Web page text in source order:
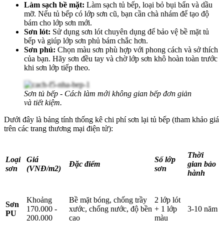
Làm sạch bề mặt: Làm sạch tủ bếp, loại bỏ bụi bẩn và dầu
mỡ. Nếu tủ bếp có lớp sơn cũ, bạn cần chà nhám để tạo độ
bám cho lớp sơn mới.
Sơn lót: Sử dụng sơn lót chuyên dụng để bảo vệ bề mặt tủ
bếp và giúp lớp sơn phủ bám chắc hơn.
Sơn phủ: Chọn màu sơn phù hợp với phong cách và sở thích
của bạn. Hãy sơn đều tay và chờ lớp sơn khô hoàn toàn trước
khi sơn lớp tiếp theo.
Sơn tủ bếp - Cách làm mới không gian bếp đơn giản
và tiết kiệm.
Dưới đây là bảng tính thống kê chi phí sơn lại tủ bếp (tham khảo giá
trên các trang thương mại điện tử):
Loại
sơn
Giá
(VNĐ/m2)
Đặc điểm
Số lớp
sơn
Thời
gian bảo
hành
Sơn
PU
Khoảng
170.000 -
200.000
Bề mặt bóng, chống trầy
xước, chống nước, độ bền
cao
2 lớp lót
+ 1 lớp
màu
3-10 năm